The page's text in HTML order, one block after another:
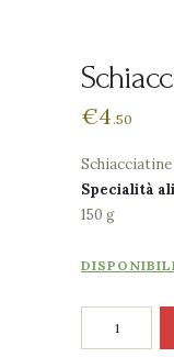
€4 50
Specialità
150 g
di